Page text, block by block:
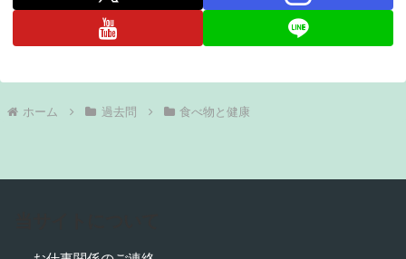
ホーム 過去問 食べ物と健康